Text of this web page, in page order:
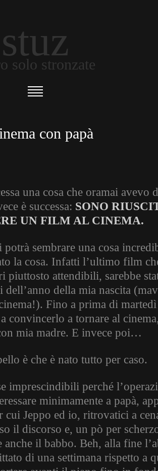
stuz
solo stronzate
con papà
una cosa che oramai avevo
è successa: SONO
UN FILM AL CINEMA.
sembrare una cosa
la cosa. Infatti l’ultimo film
piuttosto attendibili, sarebbe
dell’anno della mia nascita
Fino a prima di
convincerlo a tornare al
mia madre. E invece poi…
è che è nato tutto per caso.
imprescindibili perché
minimamente a papà,
cui Jeppo ed io, ritrovatici a
il discorso e, un pò per
il babbo. Beh, alla fine
di una settimana rispetto a